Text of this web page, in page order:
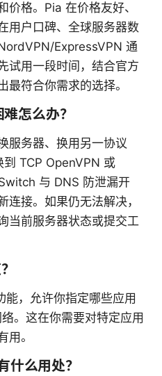
价格。Pia 在价格友好、
用户口碑、全球服务器数
ExpressVPN 通
试用一段时间，结合官方
最符合你需求的选择。
怎么办？
服务器、换用另一协议
到 TCP OpenVPN 或
与 DNS 防泄漏开
连接。如果仍无法解决，
当前服务器状态或提交工
，允许你指定哪些应用
。这在你需要对特定应用
用。
什么用处？